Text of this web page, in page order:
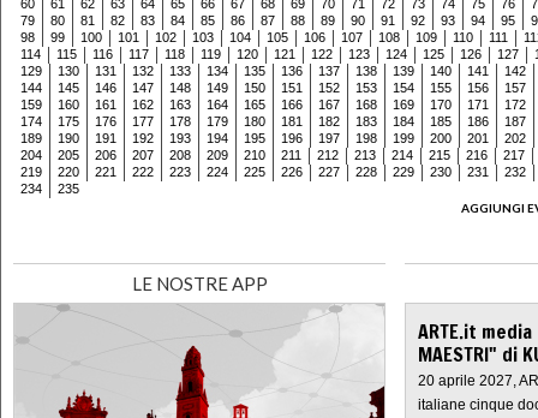
60 61 62 63 64 65 66 67 68 69 70 71 72 73 74 75 76
79
80 81 82 83 84 85 86 87 88 89 90 91 92 93 94 95
98
99 100 101 102 103 104 105 106 107 108 109 110 111
114
115 116 117 118 119 120 121 122 123 124 125 126 127
129
130 131 132 133 134 135 136 137 138 139 140 141
142
144
145 146 147 148 149 150 151 152 153 154 155 156
157
159
160 161 162 163 164 165 166 167 168 169 170 171
172
174
175 176 177 178 179 180 181 182 183 184 185 186
187
189
190 191 192 193 194 195 196 197 198 199 200 201
202
204
205 206 207 208 209 210 211 212 213 214 215 216
217
219
220 221 222 223 224 225 226 227 228 229 230 231
232
234
235
AGGIUNGI
LE NOSTRE APP
ARTE.it
MAESTRI" di
20 aprile 2027,
italiane cinque